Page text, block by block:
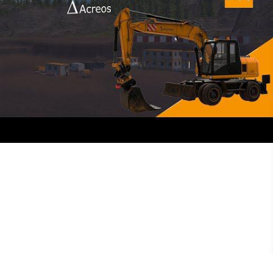
Cheffe de projet - Ingénieure pédagogique •25th January 2022